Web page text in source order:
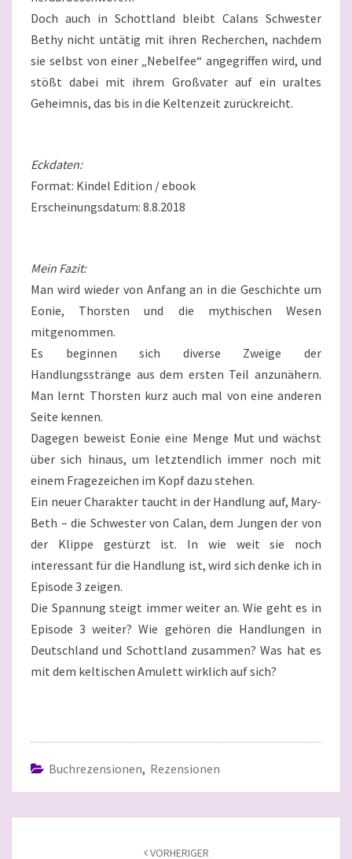
Doch auch in Schottland bleibt Calans Schwester
Bethy nicht untätig mit ihren Recherchen, nachdem
sie selbst von einer „Nebelfee“ angegriffen wird, und
stößt dabei mit ihrem Großvater auf ein uraltes
Geheimnis, das bis in die Keltenzeit zurückreicht.
Eckdaten:
Format: Kindel Edition / ebook
Erscheinungsdatum: 8.8.2018
Mein Fazit:
Man wird wieder von Anfang an in die Geschichte um
Eonie, Thorsten und die mythischen Wesen
mitgenommen.
Es beginnen sich diverse Zweige der
Handlungsstränge aus dem ersten Teil anzunähern.
Man lernt Thorsten kurz auch mal von eine anderen
Seite kennen.
Dagegen beweist Eonie eine Menge Mut und wächst
über sich hinaus, um letztendlich immer noch mit
einem Fragezeichen im Kopf dazu stehen.
Ein neuer Charakter taucht in der Handlung auf, Mary-
Beth – die Schwester von Calan, dem Jungen der von
der Klippe gestürzt ist. In wie weit sie noch
interessant für die Handlung ist, wird sich denke ich in
Episode 3 zeigen.
Die Spannung steigt immer weiter an. Wie geht es in
Episode 3 weiter? Wie gehören die Handlungen in
Deutschland und Schottland zusammen? Was hat es
mit dem keltischen Amulett wirklich auf sich?
Buchrezensionen, Rezensionen
VORHERIGER